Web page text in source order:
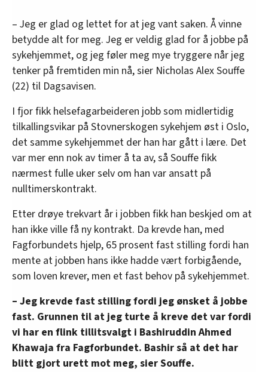
– Jeg er glad og lettet for at jeg vant saken. Å vinne
betydde alt for meg. Jeg er veldig glad for å jobbe på
sykehjemmet, og jeg føler meg mye tryggere når jeg
tenker på fremtiden min nå, sier Nicholas Alex Souffe
(22) til Dagsavisen.
I fjor fikk helsefagarbeideren jobb som midlertidig
tilkallingsvikar på Stovnerskogen sykehjem øst i Oslo,
det samme sykehjemmet der han har gått i lære. Det
var mer enn nok av timer å ta av, så Souffe fikk
nærmest fulle uker selv om han var ansatt på
nulltimerskontrakt.
Etter drøye trekvart år i jobben fikk han beskjed om at
han ikke ville få ny kontrakt. Da krevde han, med
Fagforbundets hjelp, 65 prosent fast stilling fordi han
mente at jobben hans ikke hadde vært forbigående,
som loven krever, men et fast behov på sykehjemmet.
– Jeg krevde fast stilling fordi jeg ønsket å jobbe
fast. Grunnen til at jeg turte å kreve det var fordi
vi har en flink tillitsvalgt i Bashiruddin Ahmed
Khawaja fra Fagforbundet. Bashir så at det har
blitt gjort urett mot meg, sier Souffe.